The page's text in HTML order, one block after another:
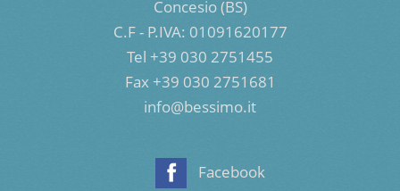
Concesio (BS)
C.F - P.IVA: 01091620177
Tel +39 030 2751455
Fax +39 030 2751681
info@bessimo.it
Facebook